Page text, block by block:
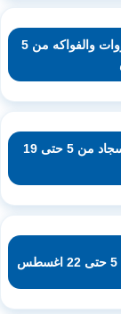
عروض اسواق مزون ومدينة الخضروات والفواكه من 5
عروض ايه اند اتش على الاثاث والسجاد من 5 حتى 19